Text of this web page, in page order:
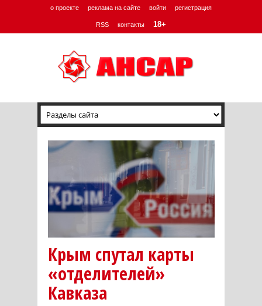
о проекте реклама на сайте войти регистрация
RSS контакты 18+
Крым спутал карты
«отделителей»
Кавказа